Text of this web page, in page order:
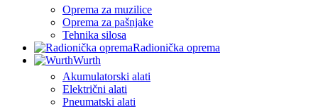
Oprema za muzilice
Oprema za pašnjake
Tehnika silosa
Radionička oprema
Wurth
Akumulatorski alati
Električni alati
Pneumatski alati